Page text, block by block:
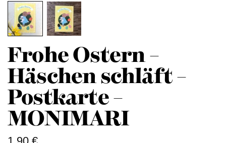
Frohe Ostern –
Häschen schläft –
Postkarte –
MONIMARI